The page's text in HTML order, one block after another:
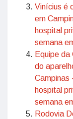
Vinícius é
em
hospital
semana
Equipe da
do
Campinas
hospital
semana
Rodovia